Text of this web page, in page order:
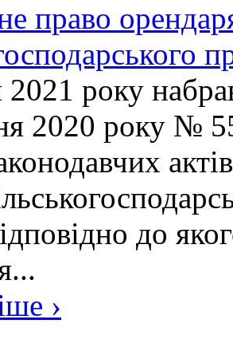
право
року
2020 року №
до
›